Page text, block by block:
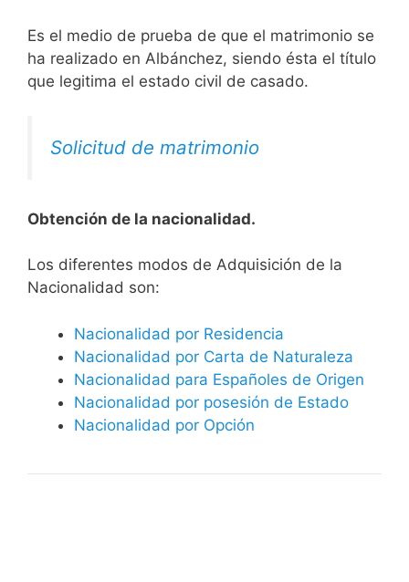
Es el medio de prueba de que el matrimonio se
ha realizado en Albánchez, siendo ésta el título
que legitima el estado civil de casado.
Solicitud de matrimonio
Obtención de la nacionalidad.
​​​Los diferentes modos de Adquisición de la
Nacionalidad son:
Nacionalidad por Residencia
Nacionalidad por Carta de Naturaleza
Nacionalidad para Españoles de Origen
Nacionalidad por posesión de Estado
Nacionalidad por Opción